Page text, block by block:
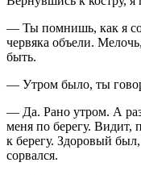
— Ты помнишь, как я
червяка объели.
быть.
— Утром было, ты
— Да. Рано утром. А
меня по берегу. Видит,
к берегу. Здоровый
сорвался.